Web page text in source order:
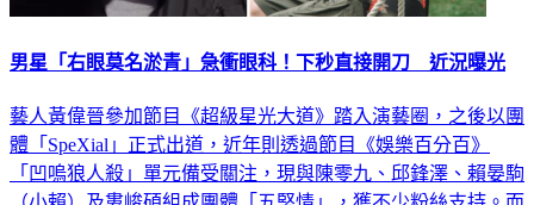
男星「右眼莫名淤青」急衝眼科！下秒直接開刀 近況曝光
藝人黃偉晉參加節目《超級星光大道》踏入演藝圈，之後以團
體「SpeXial」正式出道，近年則透過節目《娛樂百分百》
「凹嗚狼人殺」單元備受關注，現與陳零九、邱鋒澤、賴晏駒